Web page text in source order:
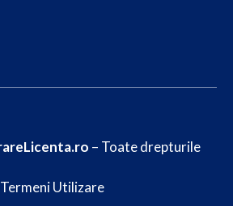
– Toate drepturile
Termeni Utilizare